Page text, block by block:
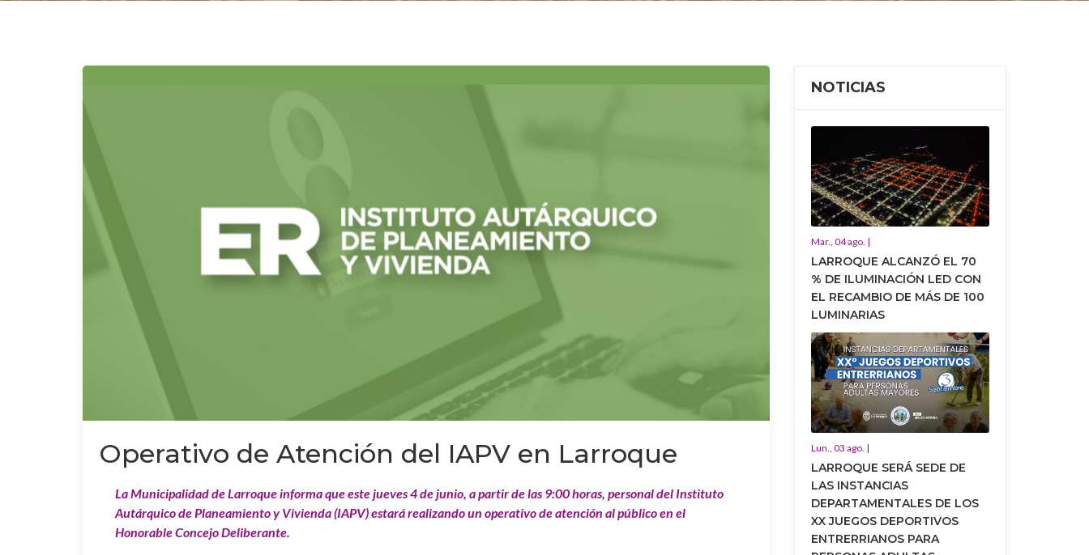
Operativo de Atención del IAPV en Larroque
La Municipalidad de Larroque informa que este jueves 4 de junio, a partir de las 9:00 horas, personal del Instituto
Autárquico de Planeamiento y Vivienda (IAPV) estará realizando un operativo de atención al público en el
Honorable Concejo Deliberante.
NOTICIAS
Mar., 04 ago. |
LARROQUE ALCANZÓ EL 70
% DE ILUMINACIÓN LED CON
EL RECAMBIO DE MÁS DE 100
LUMINARIAS
Lun., 03 ago. |
LARROQUE SERÁ SEDE DE
LAS INSTANCIAS
DEPARTAMENTALES DE LOS
XX JUEGOS DEPORTIVOS
ENTRERRIANOS PARA